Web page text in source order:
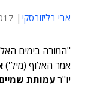
אבי בליזובסקי
"המורה בימים
אמר האלוף (מיל')
יו"רעמותת שמיים